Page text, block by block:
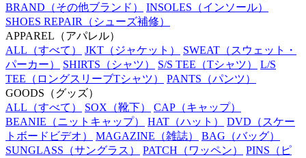
BRAND （その他ブランド） INSOLES （インソール）
SHOES REPAIR （シューズ補修）
APPAREL （アパレル）
ALL （すべて） JKT （ジャケット） SWEAT （スウェット・
パーカー）
SHIRTS （シャツ） S/S TEE （Tシャツ）
L/S
TEE （ロングスリーブTシャツ） PANTS （パンツ）
GOODS （グッズ）
ALL （すべて） SOX （靴下） CAP （キャップ）
BEANIE （ニットキャップ） HAT （ハット） DVD （スケー
トボードビデオ）
MAGAZINE （雑誌） BAG （バッグ）
SUNGLASS （サングラス） PATCH （ワッペン） PINS （ピ